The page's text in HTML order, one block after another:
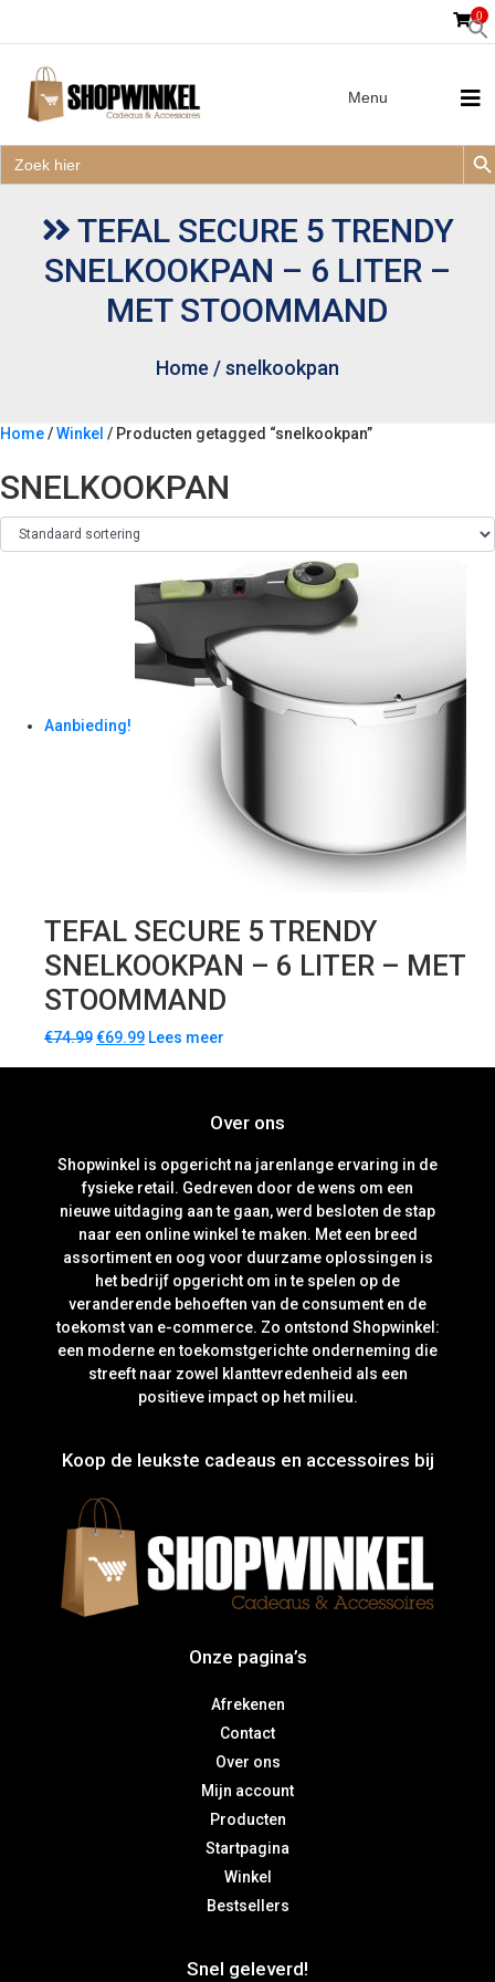
naar:
0
Zoek
naar:
Menu
TEFAL SECURE 5 TRENDY
SNELKOOKPAN – 6 LITER –
MET STOOMMAND
Home /snelkookpan
Home/Winkel / Producten getagged “snelkookpan”
SNELKOOKPAN
Aanbieding!
TEFAL SECURE 5 TRENDY
SNELKOOKPAN – 6 LITER – MET
STOOMMAND
€74.99€69.99 Lees meer
Over ons
Shopwinkel is opgericht na jarenlange ervaring in de
fysieke retail. Gedreven door de wens om een
nieuwe uitdaging aan te gaan, werd besloten de stap
naar een online winkel te maken. Met een breed
assortiment en oog voor duurzame oplossingen is
het bedrijf opgericht om in te spelen op de
veranderende behoeften van de consument en de
toekomst van e-commerce. Zo ontstond Shopwinkel:
een moderne en toekomstgerichte onderneming die
streeft naar zowel klanttevredenheid als een
positieve impact op het milieu.
Koop de leukste cadeaus en accessoires bij
Onze pagina’s
Afrekenen
Contact
Over ons
Mijn account
Producten
Startpagina
Winkel
Bestsellers
Snel geleverd!